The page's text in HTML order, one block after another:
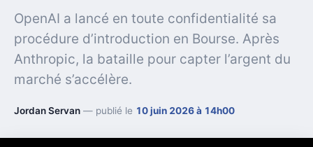
OpenAI a lancé en toute confidentialité sa
procédure d’introduction en Bourse. Après
Anthropic, la bataille pour capter l’argent du
marché s’accélère.
Jordan Servan — publié le 10 juin 2026 à 14h00